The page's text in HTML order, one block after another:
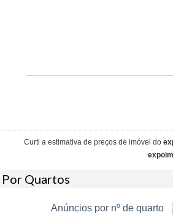
Curti a estimativa de preços de imóvel do
Por Quartos
Anúncios por nº de quarto